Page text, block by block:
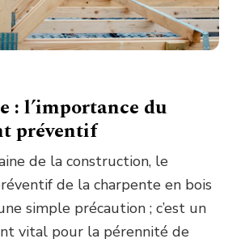
: l’importance du
préventif
de la construction, le
de la charpente en bois
simple précaution ; c’est un
vital pour la pérennité de